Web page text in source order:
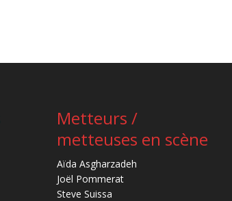
Metteurs /
metteuses en scène
Aïda Asgharzadeh
Joël Pommerat
Steve Suissa